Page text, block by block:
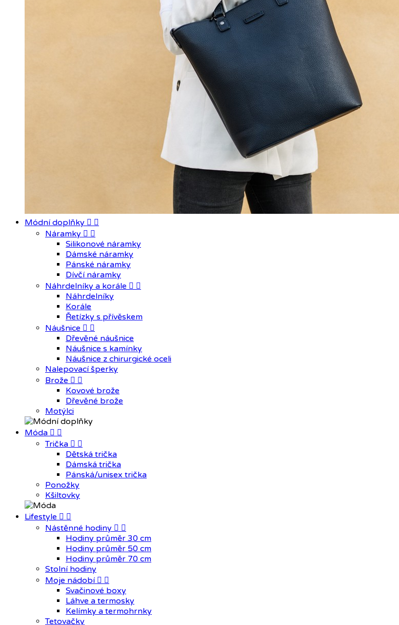
Módní doplňky  
Náramky  
Silikonové náramky
Dámské náramky
Pánské náramky
Dívčí náramky
Náhrdelníky a korále  
Náhrdelníky
Korále
Řetízky s přívěskem
Náušnice  
Dřevěné náušnice
Náušnice s kamínky
Náušnice z chirurgické oceli
Nalepovací šperky
Brože  
Kovové brože
Dřevěné brože
Motýlci
Móda  
Trička  
Dětská trička
Dámská trička
Pánská/unisex trička
Ponožky
Kšiltovky
Lifestyle  
Nástěnné hodiny  
Hodiny průměr 30 cm
Hodiny průměr 50 cm
Hodiny průměr 70 cm
Stolní hodiny
Moje nádobí  
Svačinové boxy
Láhve a termosky
Kelímky a termohrnky
Tetovačky